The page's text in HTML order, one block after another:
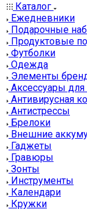
Каталог
Ежедневники
Подарочные
Продуктовые
Футболки
Одежда
Элементы
Аксессуары
Антивирусная
Антистрессы
Брелоки
Внешние
Гаджеты
Гравюры
Зонты
Инструменты
Календари
Кружки